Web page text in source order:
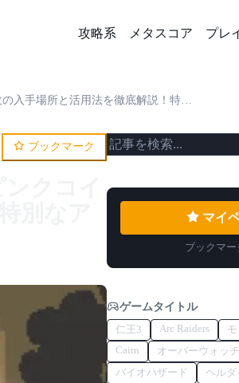
攻略系 メタスコア プレ
徹底解説！特別なアイテムをゲットしよう！
ブックマーク
マイ
ブックマー
ゲームタイトル
仁王3 Arc Raiders
Cairn
オーバーウォッチ
バイオハザード
ヘルダ